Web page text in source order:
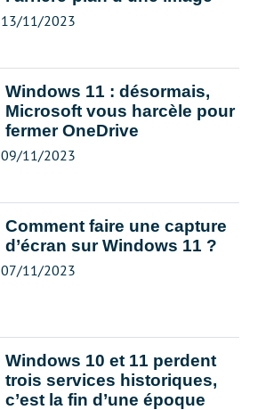
13/11/2023
Windows 11 : désormais,
Microsoft vous harcèle pour
fermer OneDrive
09/11/2023
Comment faire une capture
d’écran sur Windows 11 ?
07/11/2023
Windows 10 et 11 perdent
trois services historiques,
c’est la fin d’une époque